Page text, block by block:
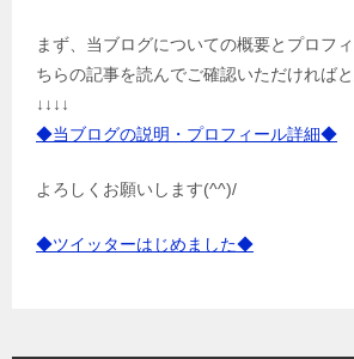
まず、当ブログについての概要とプロフ
ちらの記事を読んでご確認いただければ
↓↓↓↓
◆当ブログの説明・プロフィール詳細◆
よろしくお願いします(^^)/
◆ツイッターはじめました◆